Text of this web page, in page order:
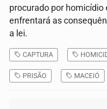
procurado por homicídio
enfrentará as
a lei.
CAPTURA
PRISÃO MACEIÓ